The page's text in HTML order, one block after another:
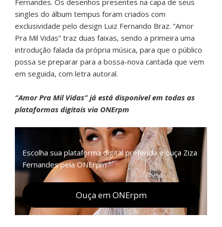
Fernandes. Os desenhos presentes na capa de seus
singles do álbum tempus foram criados com
exclusividade pelo design Luiz Fernando Braz. “Amor
Pra Mil Vidas” traz duas faixas, sendo a primeira uma
introdução falada da própria música, para que o público
possa se preparar para a bossa-nova cantada que vem
em seguida, com letra autoral.
“Amor Pra Mil Vidas” já está disponível em todas as
plataformas digitais via ONErpm
Escolha sua plataforma digital preferida e ouça Ziza
Fernandes pela ONErpm
Ouça em ONErpm